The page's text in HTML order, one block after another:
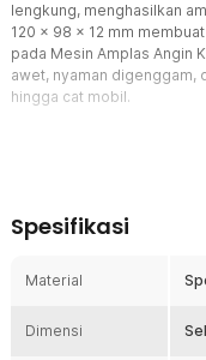
lengkung, menghasilkan
120 x 98 x 12 mm
pada Mesin Amplas Angin
awet, nyaman digenggam,
hingga cat mobil.
100#, 180#, 240#,
produk lain. Cocok
lama, meratakan
tangga.
Spesifikasi
Material
Dimensi